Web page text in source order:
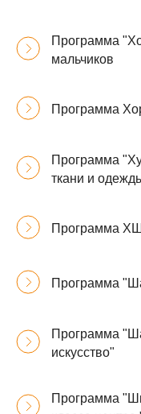
Программа
мальчиков
Программа
Программа
ткани и
Программа
Программа
Программа
искусство"
Программа